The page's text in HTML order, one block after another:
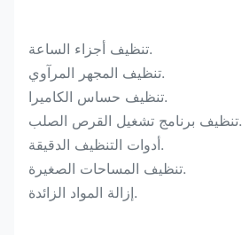
.تنظيف أجزاء الساعة
.تنظيف المجهر المرآوي
.تنظيف حساس الكاميرا
.تنظيف برنامج تشغيل القرص الصلب
.أدوات التنظيف الدقيقة
.تنظيف المساحات الصغيرة
.إزالة المواد الزائدة